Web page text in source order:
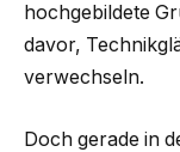
hochgebildete
davor,
verwechseln.
Doch gerade in